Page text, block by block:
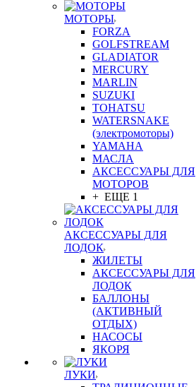
МОТОРЫ
FORZA
GOLFSTREAM
GLADIATOR
MERCURY
MARLIN
SUZUKI
TOHATSU
WATERSNAKE
(электромоторы)
YAMAHA
МАСЛА
АКСЕССУАРЫ ДЛЯ
МОТОРОВ
+ ЕЩЕ 1
АКСЕССУАРЫ ДЛЯ
ЛОДОК
ЖИЛЕТЫ
АКСЕССУАРЫ ДЛЯ
ЛОДОК
БАЛЛОНЫ
(АКТИВНЫЙ
ОТДЫХ)
НАСОСЫ
ЯКОРЯ
ЛУКИ